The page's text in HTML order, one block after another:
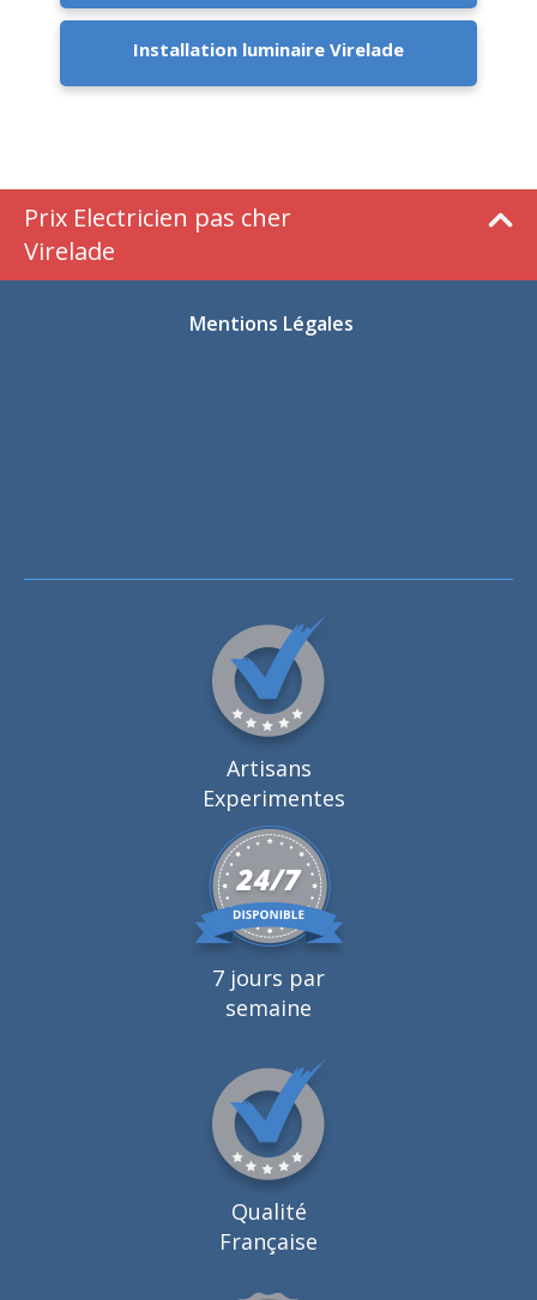
Installation luminaire Virelade
Prix Electricien pas cher
Virelade
Mentions Légales
Artisans
Experimentes
7 jours par
semaine
Qualité
Française